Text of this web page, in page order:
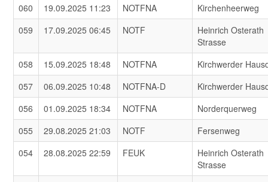
060
19.09.2025 11:23 NOTFNA
Kirchenheerweg
059
17.09.2025 06:45 NOTF
Heinrich Osterath
Strasse
058
15.09.2025 18:48 NOTFNA
Kirchwerder
057
06.09.2025 10:48 NOTFNA-D
Kirchwerder
056
01.09.2025 18:34 NOTFNA
Norderquerweg
055
29.08.2025 21:03 NOTF
Fersenweg
054
28.08.2025 22:59 FEUK
Heinrich Osterath
Strasse